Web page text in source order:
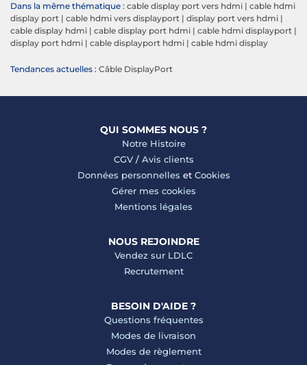
Dans la même thématique : cable display port vers hdmi | cable hdmi
display port | cable hdmi vers displayport | display port vers hdmi |
cable display hdmi | cable display port hdmi | cable hdmi displayport |
display port hdmi | cable displayport hdmi | cable hdmi display
Tendances actuelles : Câble DisplayPort
QUI SOMMES NOUS ?
Notre Histoire
CGV/ Avis clients
Données personnelles et Cookies
Gérer mes cookies
Mentions légales
NOUS REJOINDRE
Vendez sur LDLC
Recrutement
BESOIN D'AIDE ?
Questions fréquentes
Modes de livraison
Modes de règlement